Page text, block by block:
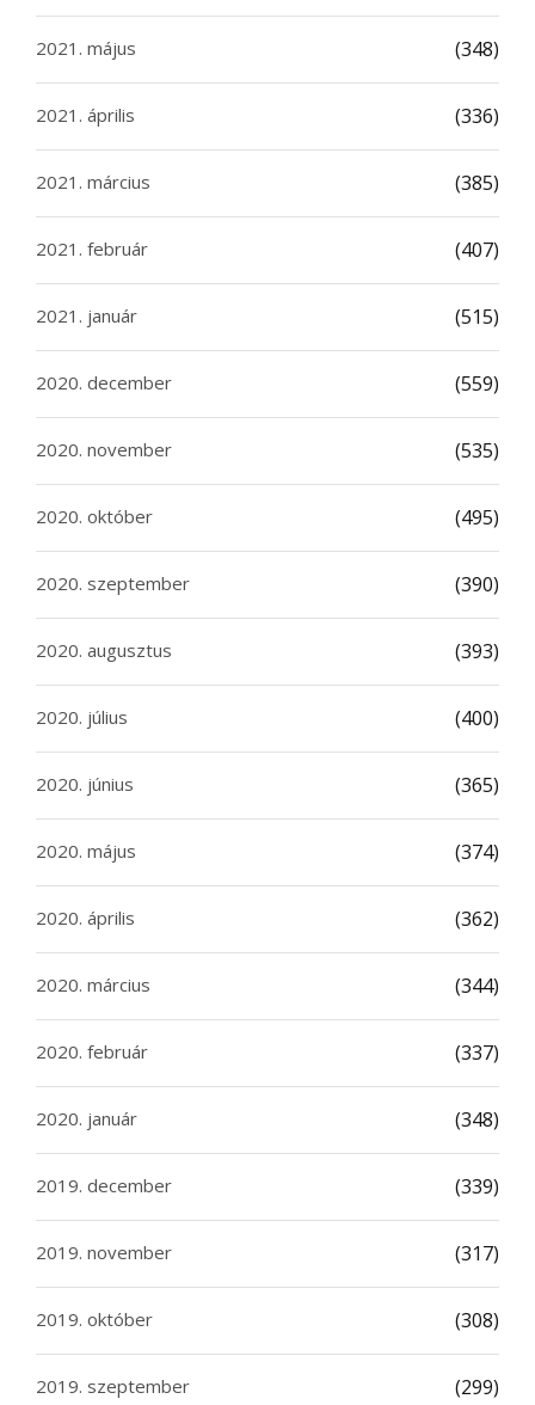
2021. május (348)
2021. április (336)
2021. március (385)
2021. február (407)
2021. január (515)
2020. december (559)
2020. november (535)
2020. október (495)
2020. szeptember (390)
2020. augusztus (393)
2020. július (400)
2020. június (365)
2020. május (374)
2020. április (362)
2020. március (344)
2020. február (337)
2020. január (348)
2019. december (339)
2019. november (317)
2019. október (308)
2019. szeptember (299)